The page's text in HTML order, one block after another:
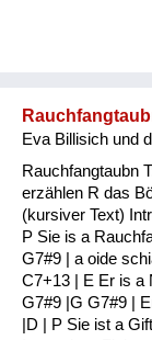
Eva Billisich und
Rauchfangtaubn
erzählen R das
(kursiver Text)
P Sie is a
G7#9 | a oide
C7+13 | E Er is a
G7#9 |G G7#9 |
|D | P Sie ist a